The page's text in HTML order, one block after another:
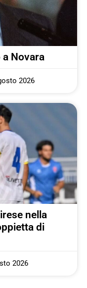
Novara
2026
nella
di
2026